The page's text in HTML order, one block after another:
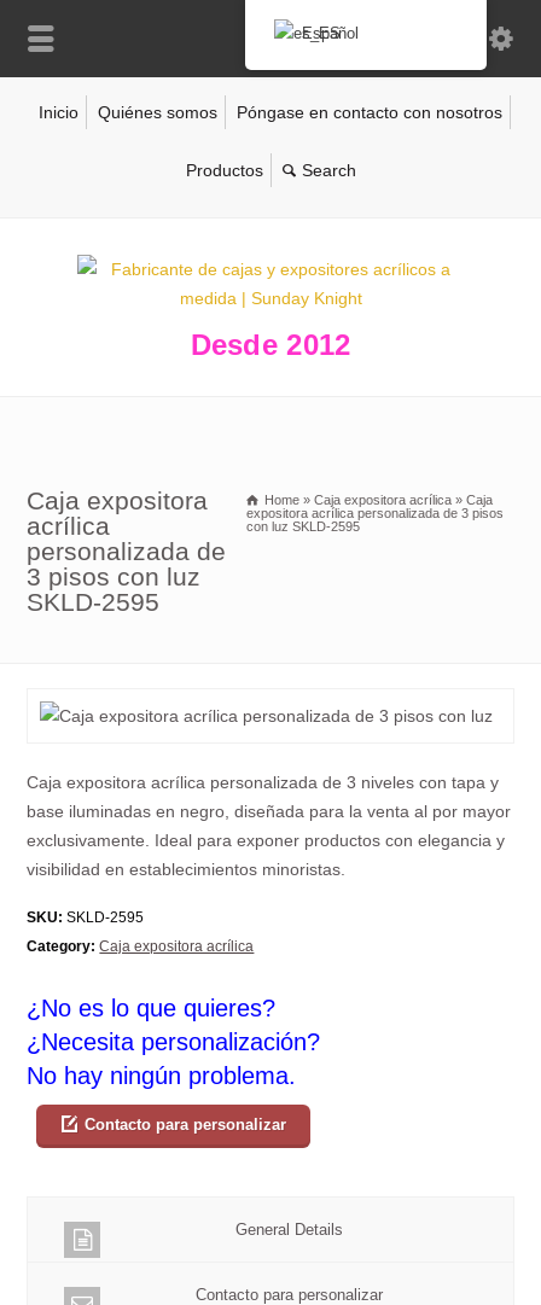
Inicio Quiénes somos Póngase en contacto con nosotros
Productos
Desde 2012
Caja expositora
acrílica
personalizada de
3 pisos con luz
SKLD-2595
Home » Caja expositora acrílica » Caja
expositora acrílica personalizada de 3 pisos
con luz SKLD-2595
Caja expositora acrílica personalizada de 3 niveles con tapa y
base iluminadas en negro, diseñada para la venta al por mayor
exclusivamente. Ideal para exponer productos con elegancia y
visibilidad en establecimientos minoristas.
SKU: SKLD-2595
Category: Caja expositora acrílica
¿No es lo que quieres?
¿Necesita personalización?
No hay ningún problema.
Contacto para personalizar
General Details
Contacto para personalizar
Español